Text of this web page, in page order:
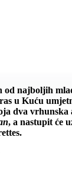
od najboljih
u Kuću
dva vrhunska
, a nastupit će